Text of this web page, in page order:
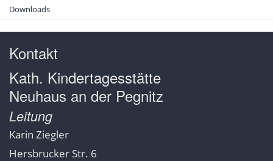
Downloads
Kontakt
Kath. Kindertagesstätte
Neuhaus an der Pegnitz
Leitung
Karin Ziegler
Hersbrucker Str. 6